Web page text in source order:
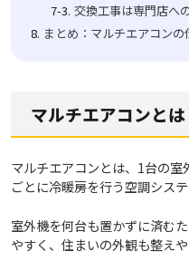
交換工事は専門店へ
まとめ：マルチエアコン
マルチエアコンとは
マルチエアコンとは、1台の
ごとに冷暖房を行う空調システ
室外機を何台も置かずに済む
やすく、住まいの外観も整えや